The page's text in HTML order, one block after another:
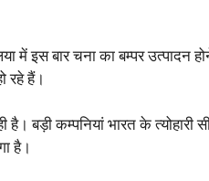
इस बार चना का बम्पर उत्पादन
रहे हैं।
बड़ी कम्पनियां भारत के त्योहारी
है।